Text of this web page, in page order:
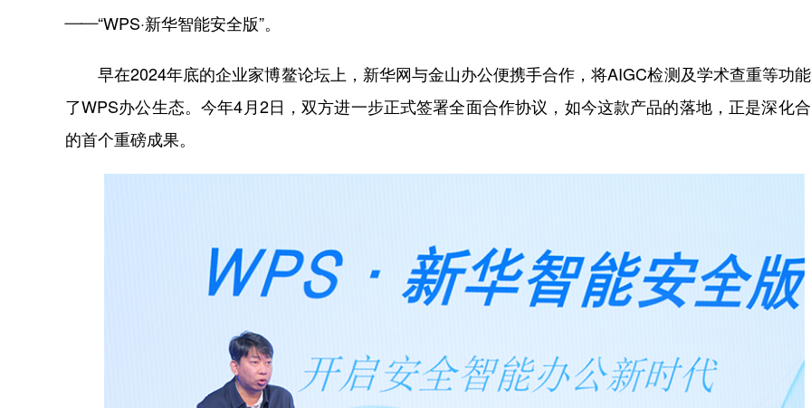
——“WPS·新华智能安全版”。
早在2024年底的企业家博鳌论坛上，新华网与金山办公便携手合作，将AIGC检测及学术查重等功能
了WPS办公生态。今年4月2日，双方进一步正式签署全面合作协议，如今这款产品的落地，正是深化
的首个重磅成果。